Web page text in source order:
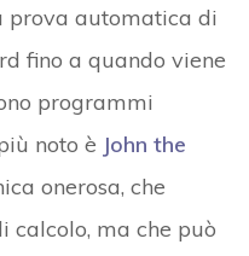
prova automatica di
fino a quando viene
programmi
noto è John the
onerosa, che
calcolo, ma che può